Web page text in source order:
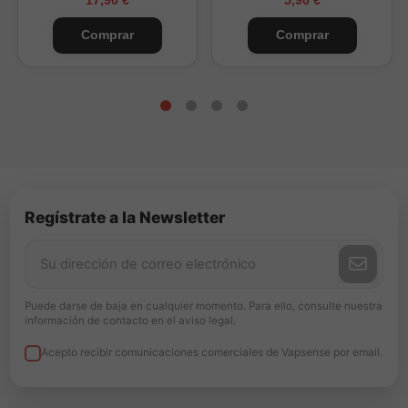
Comprar Comprar
Regístrate a la Newsletter
Puede darse de baja en cualquier momento. Para ello, consulte nuestra
información de contacto en el aviso legal.
Acepto recibir comunicaciones comerciales de Vapsense por email.